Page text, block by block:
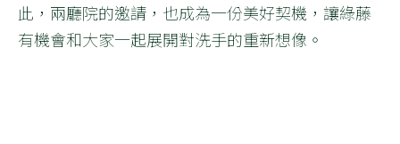
此，兩廳院的邀請，也成為一份美好契機，讓綠藤
有機會和大家一起展開對洗手的重新想像。